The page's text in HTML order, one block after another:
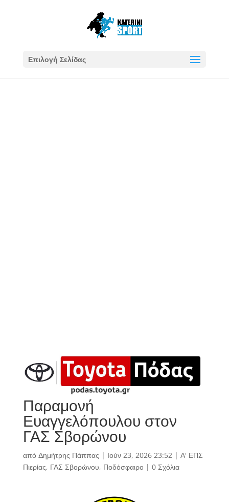
Επιλογή Σελίδας
Παραμονή
Ευαγγελόπουλου στον
ΓΑΣ Σβορώνου
από Δημήτρης Πάππας | Ιούν 23, 2026 23:52| Α' ΕΠΣ
Πιερίας, ΓΑΣ Σβορώνου, Ποδόσφαιρο| 0 Σχόλια